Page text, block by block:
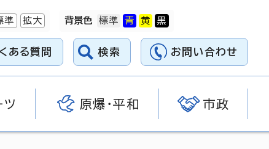
準 拡大 背景色
ある質問 検索 お問い合わせ
ツ 原爆・平和 市政